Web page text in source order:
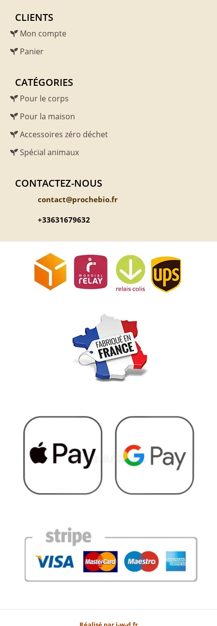
CLIENTS
Mon compte
Panier
CATÉGORIES
Pour le corps
Pour la maison
Accessoires zéro déchet
Spécial animaux
CONTACTEZ-NOUS
contact@prochebio.fr
+33631679632